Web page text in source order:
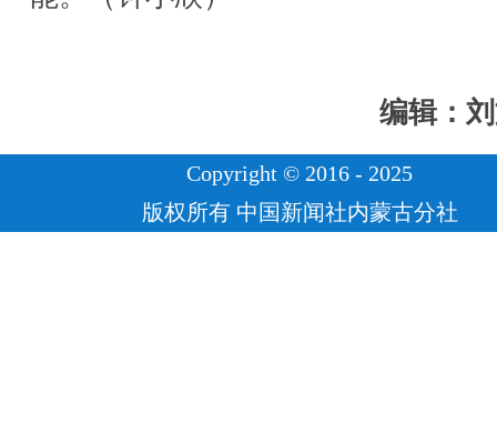
编辑：
Copyright © 2016 - 2025
版权所有 中国新闻社内蒙古分社